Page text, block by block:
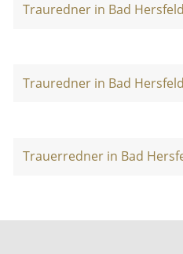
Trauredner in Bad Hersfeld
Trauredner in Bad Hersfeld
Trauerredner in Bad